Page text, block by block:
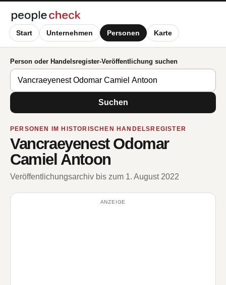
Start Unternehmen Personen Karte
Person oder Handelsregister-Veröffentlichung suchen
Suchen
PERSONEN IM HISTORISCHEN HANDELSREGISTER
Vancraeyenest Odomar
Camiel Antoon
Veröffentlichungsarchiv bis zum 1. August 2022
ANZEIGE